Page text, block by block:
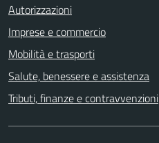
Autorizzazioni
Imprese e commercio
Mobilità e trasporti
Salute, benessere e assistenza
Tributi, finanze e contravvenzioni